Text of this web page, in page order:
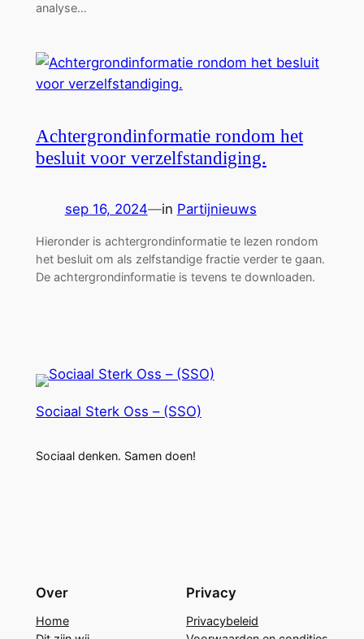
analyse…
Achtergrondinformatie rondom het
besluit voor verzelfstandiging.
sep 16, 2024—in Partijnieuws
Hieronder is achtergrondinformatie te lezen rondom
het besluit om als zelfstandige fractie verder te gaan.
De achtergrondinformatie is tevens te downloaden.
Sociaal Sterk Oss – (SSO)
Sociaal denken. Samen doen!
Over
Home
Privacy
Privacybeleid